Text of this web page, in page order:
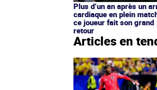
Plus d’un an après un
cardiaque en plein
ce joueur fait son grand
retour
Articles en